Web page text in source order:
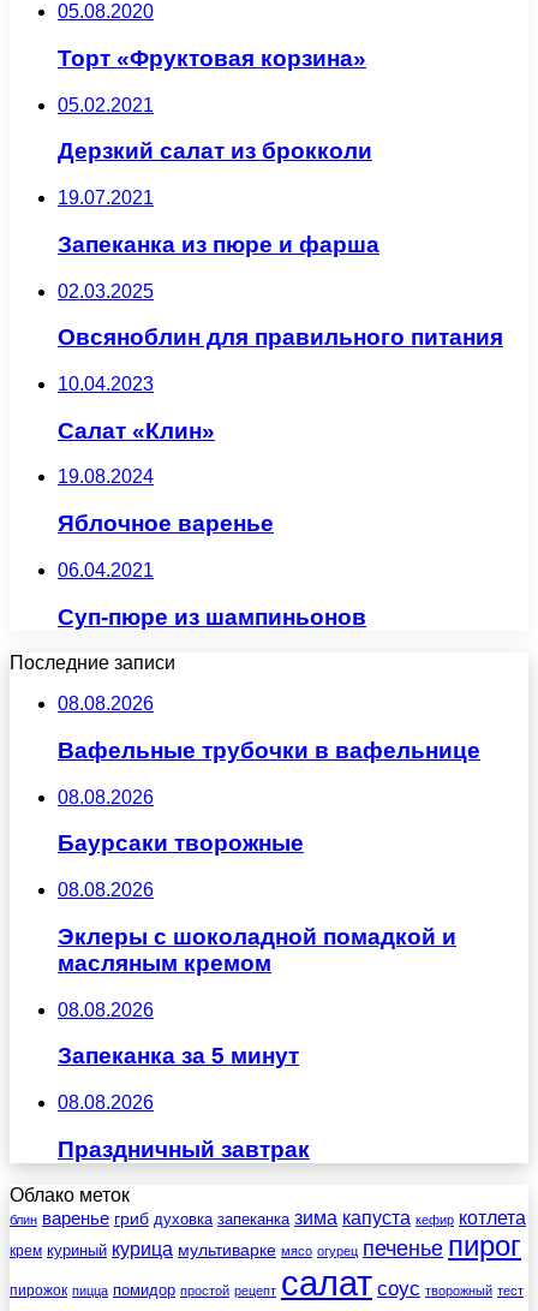
05.08.2020
Торт «Фруктовая корзина»
05.02.2021
Дерзкий салат из брокколи
19.07.2021
Запеканка из пюре и фарша
02.03.2025
Овсяноблин для правильного питания
10.04.2023
Салат «Клин»
19.08.2024
Яблочное варенье
06.04.2021
Суп-пюре из шампиньонов
Последние записи
08.08.2026
Вафельные трубочки в вафельнице
08.08.2026
Баурсаки творожные
08.08.2026
Эклеры с шоколадной помадкой и
масляным кремом
08.08.2026
Запеканка за 5 минут
08.08.2026
Праздничный завтрак
Облако меток
блин варенье гриб духовка запеканка зима капуста кефир котлета
крем куриный курица мультиварке мясо огурец печенье пирог
пирожок пицца помидор простой рецепт салат соус творожный тест